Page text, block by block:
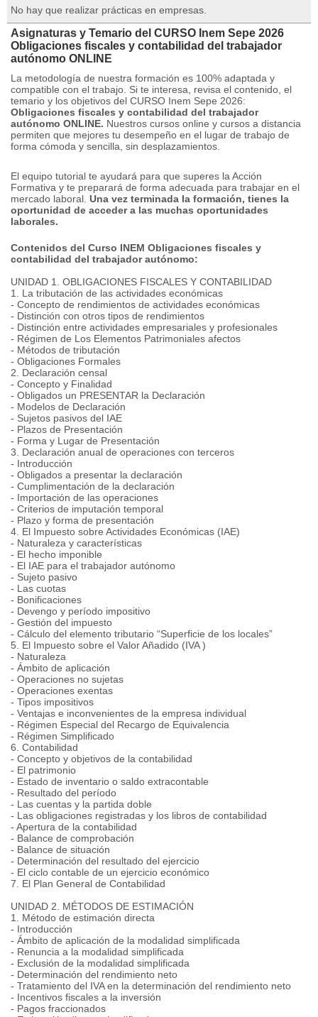
No hay que realizar prácticas en empresas.
Asignaturas y Temario del CURSO Inem Sepe 2026
Obligaciones fiscales y contabilidad del trabajador
autónomo ONLINE
La metodología de nuestra formación es 100% adaptada y
compatible con el trabajo. Si te interesa, revisa el contenido, el
temario y los objetivos del CURSO Inem Sepe 2026:
Obligaciones fiscales y contabilidad del trabajador
autónomo ONLINE. Nuestros cursos online y cursos a distancia
permiten que mejores tu desempeño en el lugar de trabajo de
forma cómoda y sencilla, sin desplazamientos.
El equipo tutorial te ayudará para que superes la Acción
Formativa y te preparará de forma adecuada para trabajar en el
mercado laboral. Una vez terminada la formación, tienes la
oportunidad de acceder a las muchas oportunidades
laborales.
Contenidos del Curso INEM Obligaciones fiscales y
contabilidad del trabajador autónomo:
UNIDAD 1. OBLIGACIONES FISCALES Y CONTABILIDAD
1. La tributación de las actividades económicas
- Concepto de rendimientos de actividades económicas
- Distinción con otros tipos de rendimientos
- Distinción entre actividades empresariales y profesionales
- Régimen de Los Elementos Patrimoniales afectos
- Métodos de tributación
- Obligaciones Formales
2. Declaración censal
- Concepto y Finalidad
- Obligados un PRESENTAR la Declaración
- Modelos de Declaración
- Sujetos pasivos del IAE
- Plazos de Presentación
- Forma y Lugar de Presentación
3. Declaración anual de operaciones con terceros
- Introducción
- Obligados a presentar la declaración
- Cumplimentación de la declaración
- Importación de las operaciones
- Criterios de imputación temporal
- Plazo y forma de presentación
4. El Impuesto sobre Actividades Económicas (IAE)
- Naturaleza y características
- El hecho imponible
- El IAE para el trabajador autónomo
- Sujeto pasivo
- Las cuotas
- Bonificaciones
- Devengo y período impositivo
- Gestión del impuesto
- Cálculo del elemento tributario “Superficie de los locales”
5. El Impuesto sobre el Valor Añadido (IVA )
- Naturaleza
- Ámbito de aplicación
- Operaciones no sujetas
- Operaciones exentas
- Tipos impositivos
- Ventajas e inconvenientes de la empresa individual
- Régimen Especial del Recargo de Equivalencia
- Régimen Simplificado
6. Contabilidad
- Concepto y objetivos de la contabilidad
- El patrimonio
- Estado de inventario o saldo extracontable
- Resultado del período
- Las cuentas y la partida doble
- Las obligaciones registradas y los libros de contabilidad
- Apertura de la contabilidad
- Balance de comprobación
- Balance de situación
- Determinación del resultado del ejercicio
- El ciclo contable de un ejercicio económico
7. El Plan General de Contabilidad
UNIDAD 2. MÉTODOS DE ESTIMACIÓN
1. Método de estimación directa
- Introducción
- Ámbito de aplicación de la modalidad simplificada
- Renuncia a la modalidad simplificada
- Exclusión de la modalidad simplificada
- Determinación del rendimiento neto
- Tratamiento del IVA en la determinación del rendimiento neto
- Incentivos fiscales a la inversión
- Pagos fraccionados